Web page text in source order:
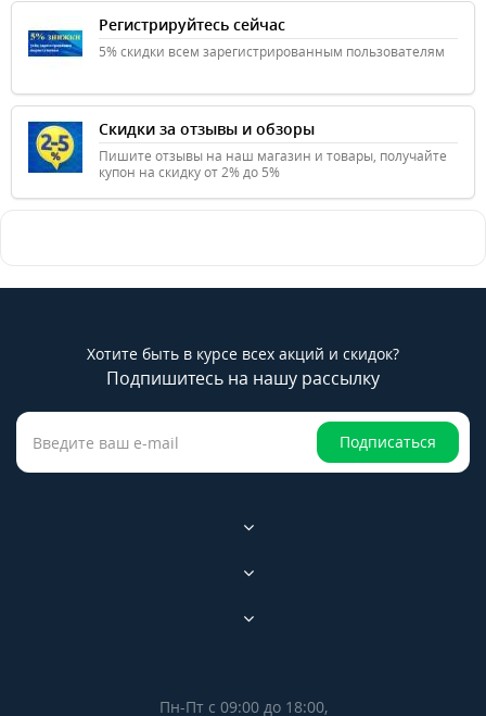
Регистрируйтесь сейчас
5% скидки всем зарегистрированным пользователям
Скидки за отзывы и обзоры
Пишите отзывы на наш магазин и товары, получайте
купон на скидку от 2% до 5%
Хотите быть в курсе всех акций и скидок?
Подпишитесь на нашу рассылку
Подписаться
Пн-Пт с 09:00 до 18:00,